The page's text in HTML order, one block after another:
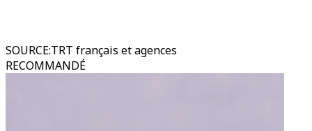
SOURCE:TRT français et agences
RECOMMANDÉ